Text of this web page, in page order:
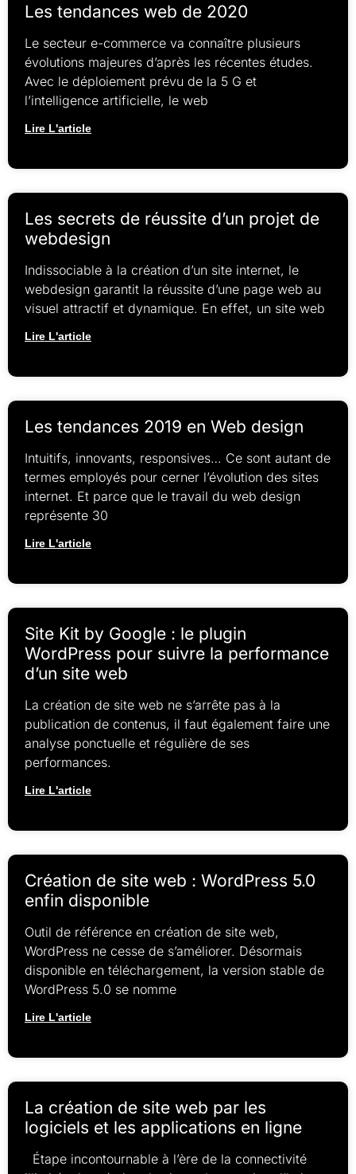
Les tendances web de 2020
Le secteur e-commerce va connaître plusieurs
évolutions majeures d’après les récentes études.
Avec le déploiement prévu de la 5 G et
l’intelligence artificielle, le web
Lire L'article
Les secrets de réussite d’un projet de
webdesign
Indissociable à la création d’un site internet, le
webdesign garantit la réussite d’une page web au
visuel attractif et dynamique. En effet, un site web
Lire L'article
Les tendances 2019 en Web design
Intuitifs, innovants, responsives… Ce sont autant de
termes employés pour cerner l’évolution des sites
internet. Et parce que le travail du web design
représente 30
Lire L'article
Site Kit by Google : le plugin
WordPress pour suivre la performance
d’un site web
La création de site web ne s’arrête pas à la
publication de contenus, il faut également faire une
analyse ponctuelle et régulière de ses
performances.
Lire L'article
Création de site web : WordPress 5.0
enfin disponible
Outil de référence en création de site web,
WordPress ne cesse de s’améliorer. Désormais
disponible en téléchargement, la version stable de
WordPress 5.0 se nomme
Lire L'article
La création de site web par les
logiciels et les applications en ligne
Étape incontournable à l’ère de la connectivité